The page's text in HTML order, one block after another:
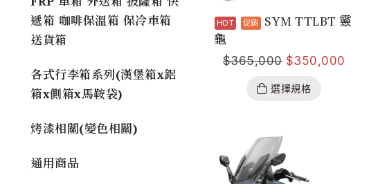
遞箱 咖啡保溫箱 保冷車箱
送貨箱
各式行李箱系列(漢堡箱x鋁
箱x側箱x馬鞍袋)
烤漆相關(變色相關)
通用商品
SYM TTLBT 靈
龜
$365,000 $350,000
選擇規格